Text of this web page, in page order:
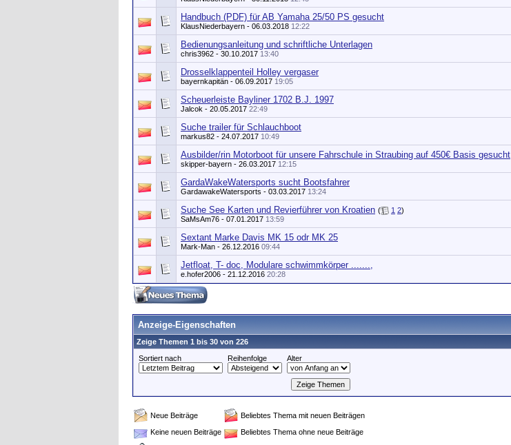
Handbuch (PDF) für AB Yamaha 25/50 PS gesucht
KlausNiederbayern - 06.03.2018 12:22
Bedienungsanleitung und schriftliche Unterlagen
chris3962 - 30.10.2017 13:40
Drosselklappenteil Holley vergaser
bayernkapitän - 06.09.2017 19:05
Scheuerleiste Bayliner 1702 B.J. 1997
Jalcok - 20.05.2017 22:49
Suche trailer für Schlauchboot
markus82 - 24.07.2017 10:49
Ausbilder/rin Motorboot für unsere Fahrschule in Straubing auf 450€ Basis gesucht
skipper-bayern - 26.03.2017 12:15
GardaWakeWatersports sucht Bootsfahrer
GardawakeWatersports - 03.03.2017 13:24
Suche See Karten und Revierführer von Kroatien ( 1 2)
SaMsAm76 - 07.01.2017 13:59
Sextant Marke Davis MK 15 odr MK 25
Mark-Man - 26.12.2016 09:44
Jetfloat, T- doc, Modulare schwimmkörper .......,
e.hofer2006 - 21.12.2016 20:28
Anzeige-Eigenschaften
Zeige Themen 1 bis 30 von 226
Sortiert nach
Reihenfolge Alter
Neue Beiträge
Beliebtes Thema mit neuen Beiträgen
Keine neuen Beiträge
Beliebtes Thema ohne neue Beiträge